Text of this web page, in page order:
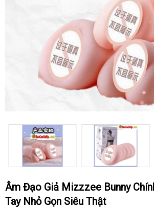
Âm Đạo Giả Mizzzee Bunny Chính Hãng Cầm
Tay Nhỏ Gọn Siêu Thật